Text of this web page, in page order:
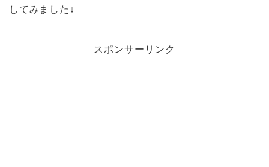
してみました↓
スポンサーリンク